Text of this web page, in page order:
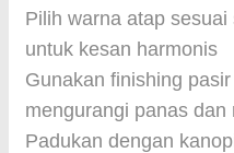
Pilih warna atap
untuk kesan harmonis
Gunakan finishing
mengurangi panas dan
Padukan dengan